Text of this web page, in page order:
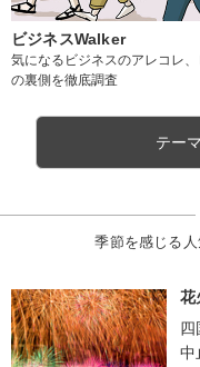
ビジネスWalker
気になるビジネスのアレコレ、
の裏側を徹底調査
テー
季節を感じる
花
四
中